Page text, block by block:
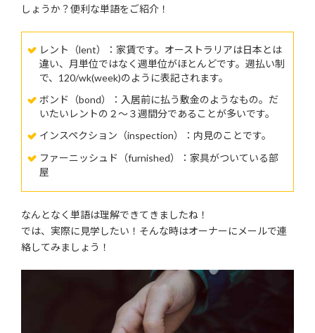
しょうか？便利な単語をご紹介！
レント（lent）：家賃です。オーストラリアは日本とは
違い、月単位ではなく週単位がほとんどです。週払い制
で、120/wk(week)のように表記されます。
ボンド（bond）：入居前に払う敷金のようなもの。だ
いたいレントの２～３週間分であることが多いです。
インスペクション（inspection）：内見のことです。
ファーニッシュド（furnished）：家具がついている部
屋
なんとなく単語は理解できてきましたね！
では、実際に見学したい！そんな時はオーナーにメールで連
絡してみましょう！